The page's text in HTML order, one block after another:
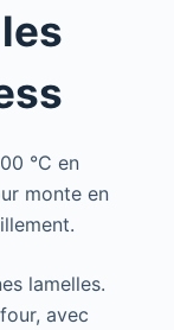
°C en
monte en
lamelles.
avec